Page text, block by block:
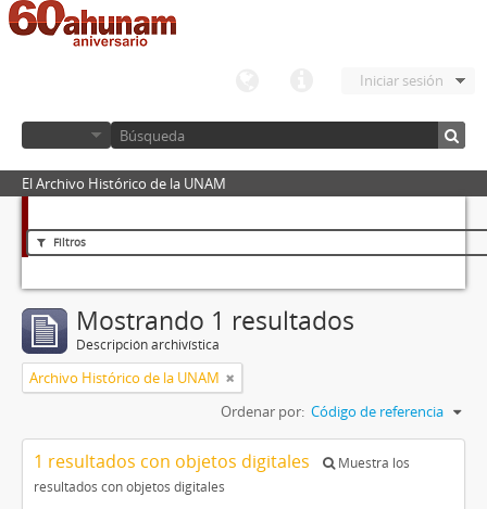
Iniciar sesión
El Archivo Histórico de la UNAM
Filtros
Mostrando 1 resultados
Descripción archivística
Archivo Histórico de la UNAM
Ordenar por: Código de referencia
1 resultados con objetos digitales
Muestra los
resultados con objetos digitales